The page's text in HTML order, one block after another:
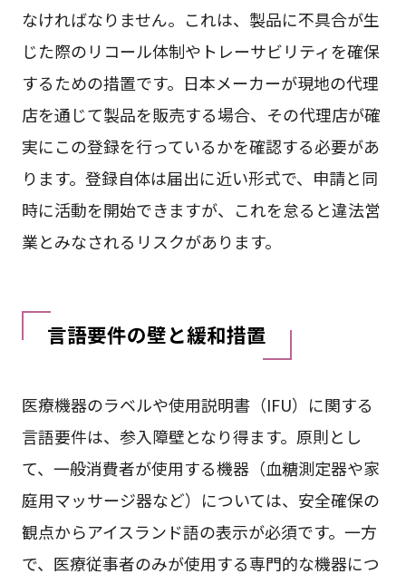
なければなりません。これは、製品に不具合が生
じた際のリコール体制やトレーサビリティを確保
するための措置です。日本メーカーが現地の代理
店を通じて製品を販売する場合、その代理店が確
実にこの登録を行っているかを確認する必要があ
ります。登録自体は届出に近い形式で、申請と同
時に活動を開始できますが、これを怠ると違法営
業とみなされるリスクがあります。
言語要件の壁と緩和措置
医療機器のラベルや使用説明書（IFU）に関する
言語要件は、参入障壁となり得ます。原則とし
て、一般消費者が使用する機器（血糖測定器や家
庭用マッサージ器など）については、安全確保の
観点からアイスランド語の表示が必須です。一方
で、医療従事者のみが使用する専門的な機器につ